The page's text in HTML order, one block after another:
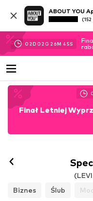
ABOUT YOU
02D 02 G 26M 43S
Finał Letniej
Biznes
Ślub